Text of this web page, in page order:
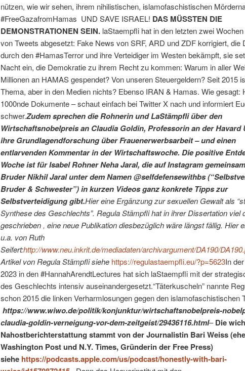
nützen, wie wir sehen, ihrem nihilistischen, islamofaschistischen
#FreeGazafromHamas UND SAVE ISRAEL! DAS MÜSSTEN DIE
DEMONSTRATIONEN SEIN. laStaempfli hat in den letzten zwei
von Tweets abgesetzt: Fake News von SRF, ARD und ZDF korrigiert, die
durch den #HamasTerror und ihre Verteidiger im Westen bekämpft, sie
Nacht ein, die Demokratie zu ihrem Recht zu kommen: Warum in aller
Millionen an HAMAS gespendet? Von unseren Steuergeldern? Seit 2015
Thema, aber in den Medien nichts? Ebenso IRAN & Hamas. Wie gesagt:
1000nde Dokumente – schaut einfach bei Twitter X nach und informiert
schwer.Zudem sprechen die Rohnerin und LaStämpfli über den
Wirtschaftsnobelpreis an Claudia Goldin, Professorin an der Havard
ihre Grundlagendforschung über Frauenerwerbsarbeit – und einen
entlarvenden Kommentar in der Wirtschaftswoche. Die positive
Woche ist für Isabel Rohner Neha Jaral, die auf Instagram
Bruder Nikhil Jaral unter dem Namen @selfdefensewithbs
Bruder & Schwester”) in kurzen Videos ganz konkrete Tipps zur
Selbstverteidigung gibt.Hier eine Ergänzung zur sexuellen Gewalt als
Synthese des Geschlechts”. Regula Stämpfli hat in ihrer Dissertation viel
geschrieben , eine neue Publikation diesbezüglich wäre längst fällig. Hier
u.a. von Ruth
Seifert:http://www.neu.inkrit.de/mediadaten/archivargument/DA190/
Artikel von Regula Stämpfli siehe https://regulastaempfli.eu/?p=5623In
2023 in den #HannahArendtLectures hat sich laStaempfli mit der
des Geschlechts intensiv auseinandergesetzt.“Täterkuscheln” nannte
schon 2015 die linken Verharmlosungen gegen den islamofaschistischen
https://www.wiwo.de/politik/konjunktur/wirtschaftsnobelpreis-
claudia-goldin-verneigung-vor-dem-zeitgeist/29436116.html–Die
Nahostberichterstattung stammt von der Journalistin Bari Weiss
Washington Post und N.Y. Times, Gründerin der Free Press)
siehe https://podcasts.apple.com/us/podcast/honestly-with-bari-